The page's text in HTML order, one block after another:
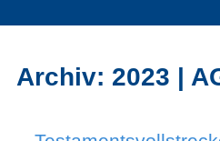
Archiv: 2023 |